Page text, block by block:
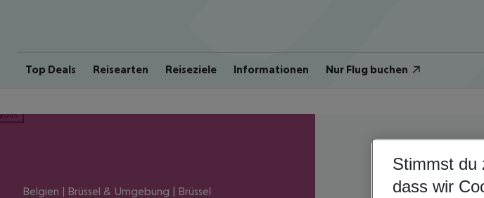
Top Deals Reisearten Reiseziele Informationen Nur Flug buchen
Belgien | Brüssel & Umgebung | Brüssel
Stimmst du
dass wir